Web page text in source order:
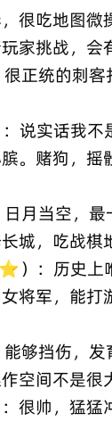
很吃地图微
家挑战，会
正统的刺客
说实话我不
。赌狗，摇
月当空，最
城，吃战棋
）：历史上
将军，能打
够挡伤，发
空间不是很
很帅，猛猛